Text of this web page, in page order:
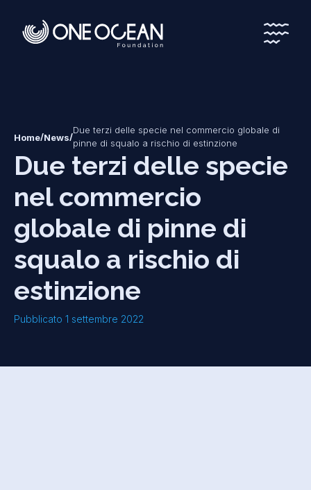
*
*
Home/News/
Due terzi delle specie nel commercio globale di
pinne di squalo a rischio di estinzione
Due terzi delle specie
nel commercio
globale di pinne di
squalo a rischio di
estinzione
Pubblicato 1 settembre 2022